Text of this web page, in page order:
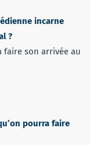
incarne
?
faire son arrivée au
pourra faire